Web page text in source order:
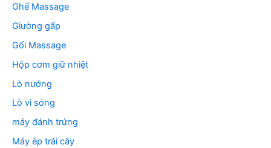
Ghế Massage
Giường gấp
Gối Massage
Hộp cơm giữ nhiệt
Lò nướng
Lò vi sóng
máy đánh trứng
Máy ép trái cây